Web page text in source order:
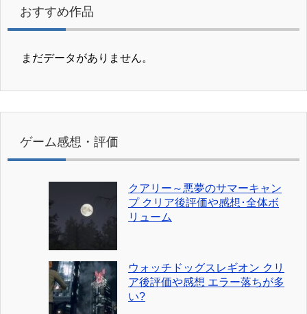
おすすめ作品
まだデータがありません。
ゲーム感想・評価
クアリー～悪夢のサマーキャン
プ クリア後評価や感想･全体ボ
リューム
ウォッチドッグスレギオン クリ
ア後評価や感想 エラー落ちが多
い?